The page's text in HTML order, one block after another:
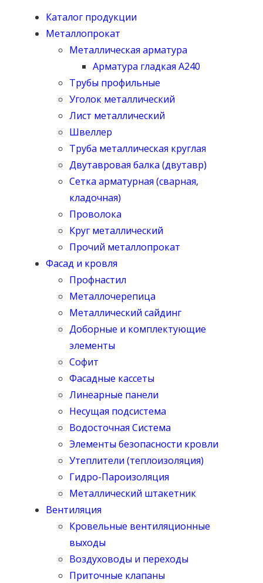
Каталог продукции
Металлопрокат
Металлическая арматура
Арматура гладкая А240
Трубы профильные
Уголок металлический
Лист металлический
Швеллер
Труба металлическая круглая
Двутавровая балка (двутавр)
Сетка арматурная (сварная,
кладочная)
Проволока
Круг металлический
Прочий металлопрокат
Фасад и кровля
Профнастил
Металлочерепица
Металлический сайдинг
Доборные и комплектующие
элементы
Софит
Фасадные кассеты
Линеарные панели
Несущая подсистема
Водосточная Система
Элементы безопасности кровли
Утеплители (теплоизоляция)
Гидро-Пароизоляция
Металлический штакетник
Вентиляция
Кровельные вентиляционные
выходы
Воздуховоды и переходы
Приточные клапаны